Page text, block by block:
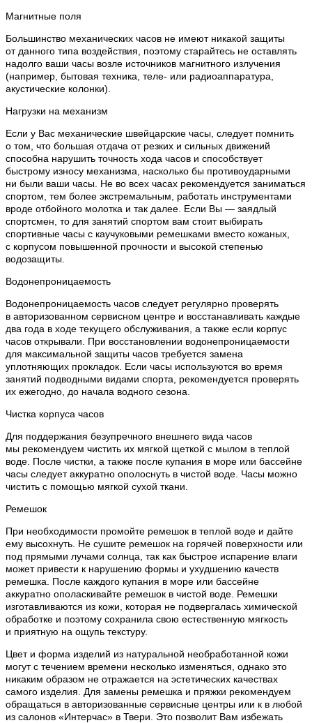
Магнитные поля
Большинство механических часов не имеют никакой защиты
от данного типа воздействия, поэтому старайтесь не оставлять
надолго ваши часы возле источников магнитного излучения
(например, бытовая техника, теле- или радиоаппаратура,
акустические колонки).
Нагрузки на механизм
Если у Вас механические швейцарские часы, следует помнить
о том, что большая отдача от резких и сильных движений
способна нарушить точность хода часов и способствует
быстрому износу механизма, насколько бы противоударными
ни были ваши часы. Не во всех часах рекомендуется заниматься
спортом, тем более экстремальным, работать инструментами
вроде отбойного молотка и так далее. Если Вы — заядлый
спортсмен, то для занятий спортом вам стоит выбирать
спортивные часы с каучуковыми ремешками вместо кожаных,
с корпусом повышенной прочности и высокой степенью
водозащиты.
Водонепроницаемость
Водонепроницаемость часов следует регулярно проверять
в авторизованном сервисном центре и восстанавливать каждые
два года в ходе текущего обслуживания, а также если корпус
часов открывали. При восстановлении водонепроницаемости
для максимальной защиты часов требуется замена
уплотняющих прокладок. Если часы используются во время
занятий подводными видами спорта, рекомендуется проверять
их ежегодно, до начала водного сезона.
Чистка корпуса часов
Для поддержания безупречного внешнего вида часов
мы рекомендуем чистить их мягкой щеткой с мылом в теплой
воде. После чистки, а также после купания в море или бассейне
часы следует аккуратно ополоснуть в чистой воде. Часы можно
чистить с помощью мягкой сухой ткани.
Ремешок
При необходимости промойте ремешок в теплой воде и дайте
ему высохнуть. Не сушите ремешок на горячей поверхности или
под прямыми лучами солнца, так как быстрое испарение влаги
может привести к нарушению формы и ухудшению качеств
ремешка. После каждого купания в море или бассейне
аккуратно ополаскивайте ремешок в чистой воде. Ремешки
изготавливаются из кожи, которая не подвергалась химической
обработке и поэтому сохранила свою естественную мягкость
и приятную на ощупь текстуру.
Цвет и форма изделий из натуральной необработанной кожи
могут с течением времени несколько изменяться, однако это
никаким образом не отражается на эстетических качествах
самого изделия. Для замены ремешка и пряжки рекомендуем
обращаться в авторизованные сервисные центры или к в любой
из салонов «Интерчас» в Твери. Это позволит Вам избежать